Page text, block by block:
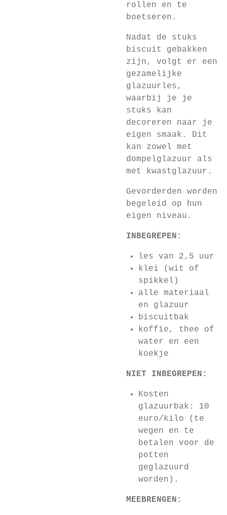
rollen en te
boetseren.
Nadat de stuks
biscuit gebakken
zijn, volgt er een
gezamelijke
glazuurles,
waarbij je je
stuks kan
decoreren naar je
eigen smaak. Dit
kan zowel met
dompelglazuur als
met kwastglazuur.
Gevorderden worden
begeleid op hun
eigen niveau.
INBEGREPEN :
les van 2,5 uur
klei (wit of
spikkel)
alle materiaal
en glazuur
biscuitbak
koffie, thee of
water en een
koekje
NIET INBEGREPEN:
Kosten
glazuurbak: 10
euro/kilo (te
wegen en te
betalen voor de
potten
geglazuurd
worden).
MEEBRENGEN: